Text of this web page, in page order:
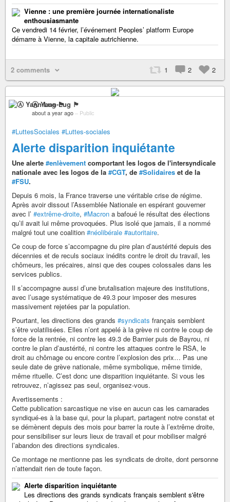
Vienne : une première journée internationaliste
enthousiasmante
Ce vendredi 14 février, l’événement Peoples’ platform Europe
démarre à Vienne, la capitale autrichienne.
2 comments 1 2 2
Ⓐ Yann-Lug 🏴
about a year ago – Public
#LuttesSociales #Luttes-sociales
Alerte disparition inquiétante
Une alerte #enlèvement comportant les logos de l'intersyndicale
nationale avec les logos de la #CGT, de #Solidaires et de la
#FSU.
Depuis 6 mois, la France traverse une véritable crise de régime.
Après avoir dissout l’Assemblée Nationale en espérant gouverner
avec l’ #extrême-droite, #Macron a bafoué le résultat des élections
qu’il avait lui même provoquées. Plus isolé que jamais, il a nommé
malgré tout une coalition #néolibérale #autoritaire.
Ce coup de force s’accompagne du pire plan d’austérité depuis des
décennies et de reculs sociaux inédits contre le droit du travail, les
chômeurs, les précaires, ainsi que des coupes colossales dans les
services publics.
Il s’accompagne aussi d’une brutalisation majeure des institutions,
avec l’usage systématique de 49.3 pour imposer des mesures
massivement rejetées par la population.
Pourtant, les directions des grands #syndicats français semblent
s’être volatilisées. Elles n’ont appelé à la grève ni contre le coup de
force de la rentrée, ni contre les 49.3 de Barnier puis de Bayrou, ni
contre le plan d’austérité, ni contre les attaques contre le RSA, le
droit au chômage ou encore contre l’explosion des prix… Pas une
seule date de grève nationale, même symbolique, même timide,
même rituelle. C’est donc une disparition inquiétante. Si vous les
retrouvez, n’agissez pas seul, organisez-vous.
Avertissements :
Cette publication sarcastique ne vise en aucun cas les camarades
syndiqué-es à la base qui, pour la plupart, partagent notre constat et
se démènent depuis des mois pour barrer la route à l’extrême droite,
pour sensibiliser sur leurs lieux de travail et pour mobiliser malgré
l’abandon des directions syndicales.
Ce montage ne mentionne pas les syndicats de droite, dont personne
n’attendait rien de toute façon.
Alerte disparition inquiétante
Les directions des grands syndicats français semblent s'être